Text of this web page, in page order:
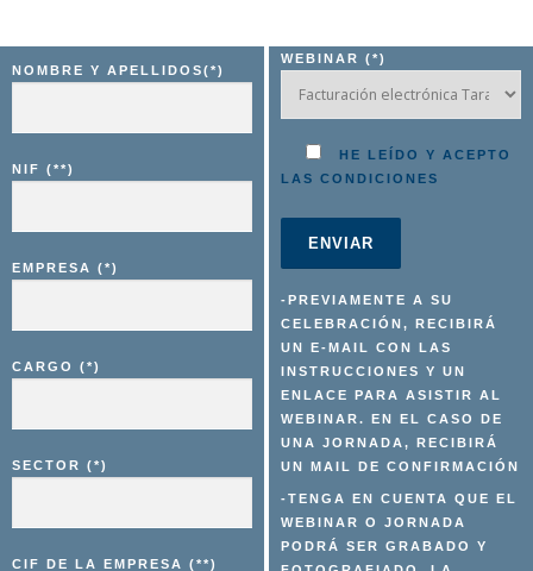
NOMBRE Y APELLIDOS(*)
NIF (**)
EMPRESA (*)
CARGO (*)
SECTOR (*)
CIF DE LA EMPRESA (**)
WEBINAR (*)
HE LEÍDO Y ACEPTO
LAS CONDICIONES
-PREVIAMENTE A SU
CELEBRACIÓN, RECIBIRÁ
UN E-MAIL CON LAS
INSTRUCCIONES Y UN
ENLACE PARA ASISTIR AL
WEBINAR. EN EL CASO DE
UNA JORNADA, RECIBIRÁ
UN MAIL DE CONFIRMACIÓN
-TENGA EN CUENTA QUE EL
WEBINAR O JORNADA
PODRÁ SER GRABADO Y